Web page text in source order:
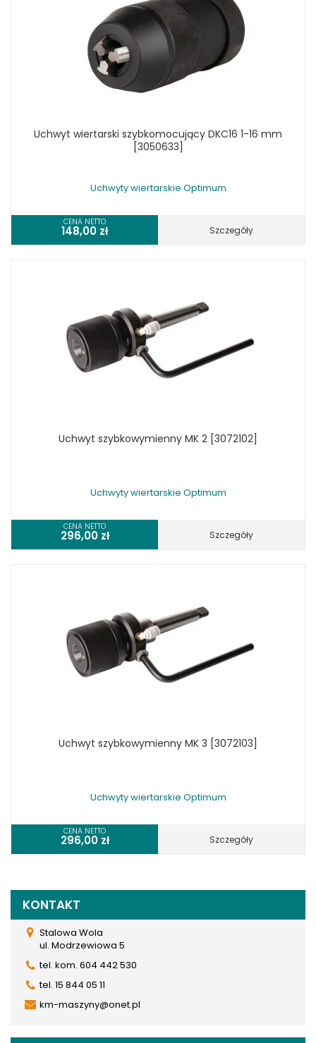
Uchwyt wiertarski szybkomocujący DKC16 1-16 mm
[3050633]
Uchwyty wiertarskie Optimum
CENA NETTO
148,00 zł Szczegóły
Uchwyt szybkowymienny MK 2 [3072102]
Uchwyty wiertarskie Optimum
CENA NETTO
296,00 zł Szczegóły
Uchwyt szybkowymienny MK 3 [3072103]
Uchwyty wiertarskie Optimum
CENA NETTO
296,00 zł Szczegóły
KONTAKT
Stalowa Wola
ul. Modrzewiowa 5
tel. kom. 604 442 530
tel. 15 844 05 11
km-maszyny@onet.pl